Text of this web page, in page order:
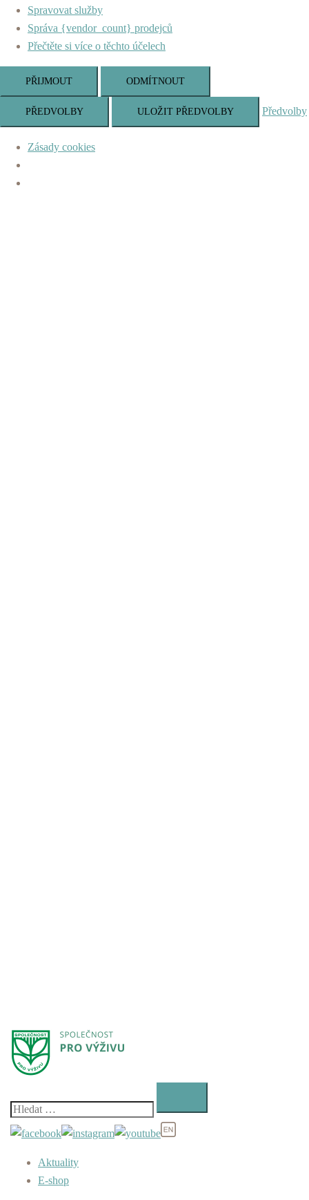
Spravovat služby
Správa {vendor_count} prodejců
Přečtěte si více o těchto účelech
PŘIJMOUT ODMÍTNOUT
PŘEDVOLBY ULOŽIT PŘEDVOLBY Předvolby
Zásady cookies
Vyhledávání
Aktuality
E-shop